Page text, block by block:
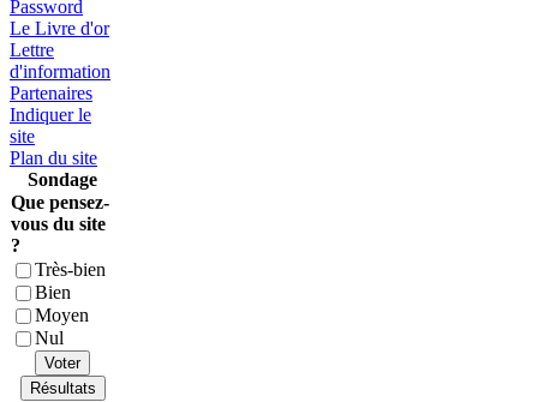
Password
Le Livre d'or
Lettre
d'information
Partenaires
Indiquer le
site
Plan du site
Sondage
Que pensez-
vous du site
?
Très-bien
Bien
Moyen
Nul
Voter
Résultats